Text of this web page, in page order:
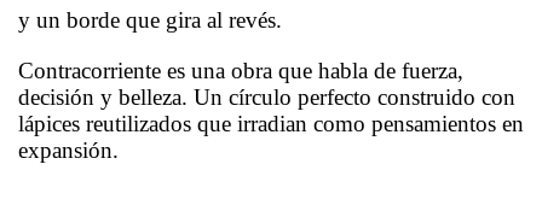
y un borde que gira al revés.
Contracorriente es una obra que habla de fuerza,
decisión y belleza. Un círculo perfecto construido con
lápices reutilizados que irradian como pensamientos en
expansión.